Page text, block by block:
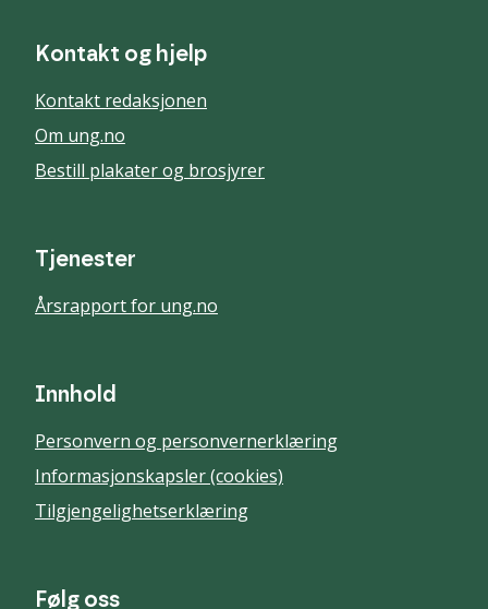
Kontakt og hjelp
Kontakt redaksjonen
Om ung.no
Bestill plakater og brosjyrer
Tjenester
Årsrapport for ung.no
Innhold
Personvern og personvernerklæring
Informasjonskapsler (cookies)
Tilgjengelighetserklæring
Følg oss